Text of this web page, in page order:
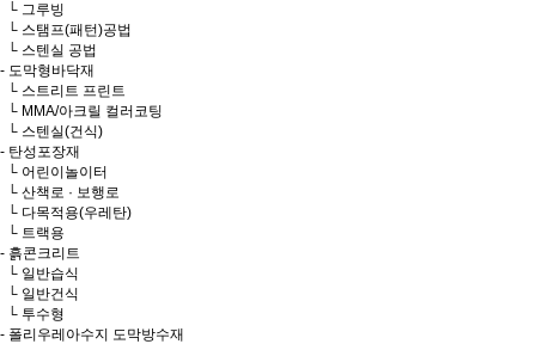
└ 그루빙
└ 스탬프(패턴)공법
└ 스텐실 공법
- 도막형바닥재
└ 스트리트 프린트
└ MMA/아크릴 컬러코팅
└ 스텐실(건식)
- 탄성포장재
└ 어린이놀이터
└ 산책로 · 보행로
└ 다목적용(우레탄)
└ 트랙용
- 흙콘크리트
└ 일반습식
└ 일반건식
└ 투수형
- 폴리우레아수지 도막방수재